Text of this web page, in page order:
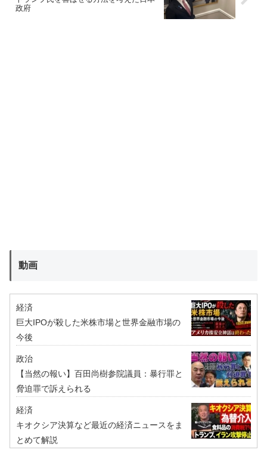
政府
動画
経済
巨大IPOが殺した米株市場と世界金融市場の
今後
政治
【当然の報い】百田尚樹参院議員：暴行罪と
脅迫罪で訴えられる
経済
キオクシア決算など最近の経済ニュースをま
とめて解説